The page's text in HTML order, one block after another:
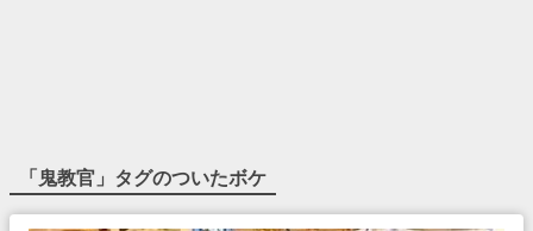
「鬼教官 」タグのついたボケ